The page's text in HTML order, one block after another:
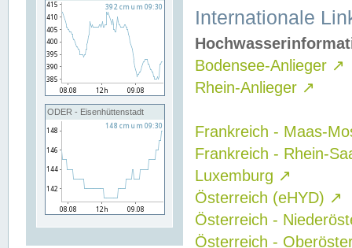
ODER - Eisenhüttenstadt
Internationale
Bodensee-Anlieger ↗
Rhein-Anlieger ↗
Frankreich - Maas-
Frankreich - Rhein-
Luxemburg ↗
Österreich (eHYD) ↗
Österreich -
Österreich -